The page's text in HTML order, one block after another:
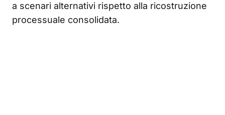
a scenari alternativi rispetto alla ricostruzione
processuale consolidata.